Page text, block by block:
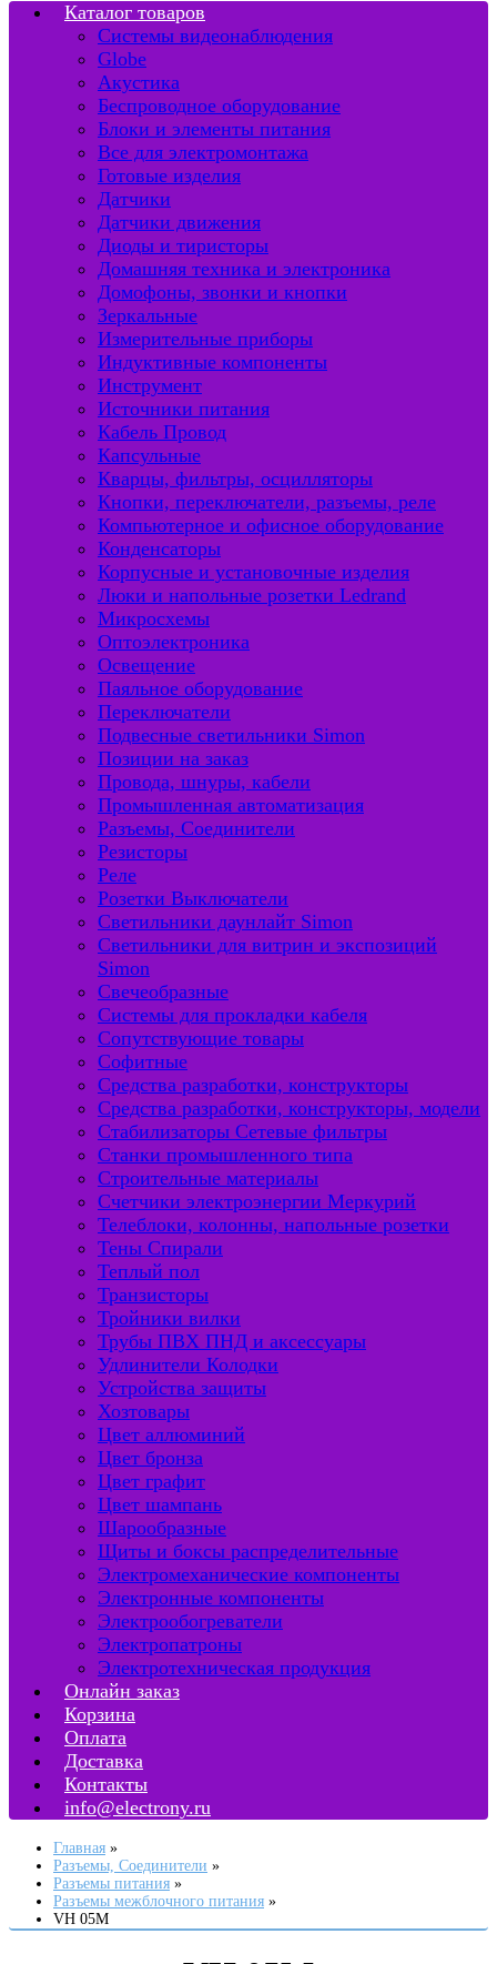
Каталог товаров
Системы видеонаблюдения
Globe
Акустика
Беспроводное оборудование
Блоки и элементы питания
Все для электромонтажа
Готовые изделия
Датчики
Датчики движения
Диоды и тиристоры
Домашняя техника и электроника
Домофоны, звонки и кнопки
Зеркальные
Измерительные приборы
Индуктивные компоненты
Инструмент
Источники питания
Кабель Провод
Капсульные
Кварцы, фильтры, осцилляторы
Кнопки, переключатели, разъемы, реле
Компьютерное и офисное оборудование
Конденсаторы
Корпусные и установочные изделия
Люки и напольные розетки Ledrand
Микросхемы
Оптоэлектроника
Освещение
Паяльное оборудование
Переключатели
Подвесные светильники Simon
Позиции на заказ
Провода, шнуры, кабели
Промышленная автоматизация
Разъемы, Соединители
Резисторы
Реле
Розетки Выключатели
Светильники даунлайт Simon
Светильники для витрин и экспозиций
Simon
Свечеобразные
Системы для прокладки кабеля
Сопутствующие товары
Софитные
Средства разработки, конструкторы
Средства разработки, конструкторы, модели
Стабилизаторы Сетевые фильтры
Станки промышленного типа
Строительные материалы
Счетчики электроэнергии Меркурий
Телеблоки, колонны, напольные розетки
Тены Спирали
Теплый пол
Транзисторы
Тройники вилки
Трубы ПВХ ПНД и аксессуары
Удлинители Колодки
Устройства защиты
Хозтовары
Цвет аллюминий
Цвет бронза
Цвет графит
Цвет шампань
Шарообразные
Щиты и боксы распределительные
Электромеханические компоненты
Электронные компоненты
Электрообогреватели
Электропатроны
Электротехническая продукция
Онлайн заказ
Корзина
Оплата
Доставка
Контакты
info@electrony.ru
Главная
Разъемы, Соединители
Разъемы питания
Разъемы межблочного питания
VH 05M